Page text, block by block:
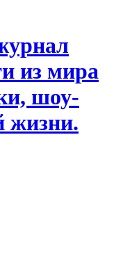
из мира
шоу-
жизни.